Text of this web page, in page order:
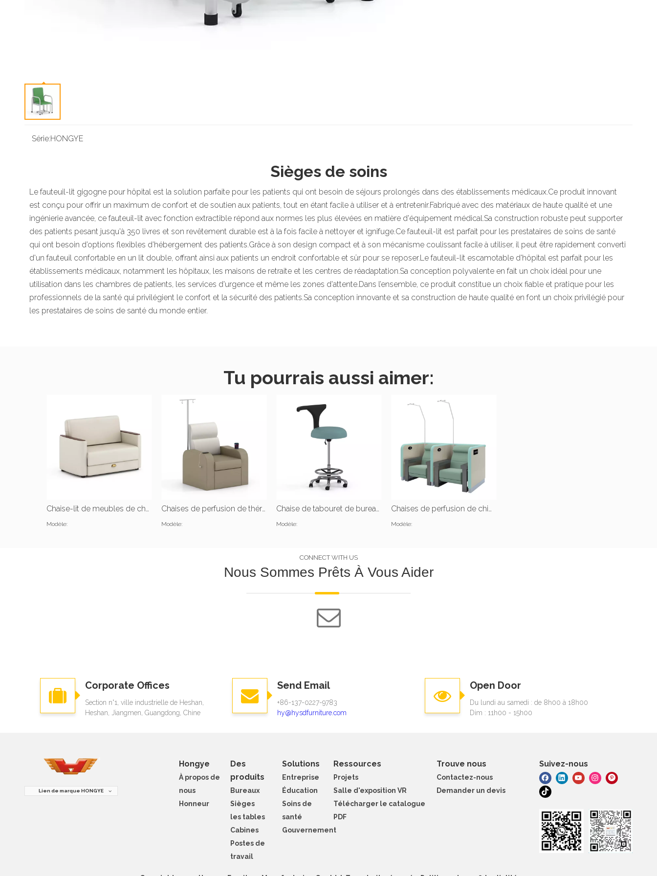
Série:HONGYE
Sièges de soins
Le fauteuil-lit gigogne pour hôpital est la solution parfaite pour les patients qui ont besoin de séjours prolongés dans des établissements médicaux.Ce produit innovant
est conçu pour offrir un maximum de confort et de soutien aux patients, tout en étant facile à utiliser et à entretenir.Fabriqué avec des matériaux de haute qualité et une
ingénierie avancée, ce fauteuil-lit avec fonction extractible répond aux normes les plus élevées en matière d'équipement médical.Sa construction robuste peut supporter
des patients pesant jusqu'à 350 livres et son revêtement durable est à la fois facile à nettoyer et ignifuge.Ce fauteuil-lit est parfait pour les prestataires de soins de santé
qui ont besoin d’options flexibles d’hébergement des patients.Grâce à son design compact et à son mécanisme coulissant facile à utiliser, il peut être rapidement converti
d'un fauteuil confortable en un lit double, offrant ainsi aux patients un endroit confortable et sûr pour se reposer.Le fauteuil-lit escamotable d'hôpital est parfait pour les
établissements médicaux, notamment les hôpitaux, les maisons de retraite et les centres de réadaptation.Sa conception polyvalente en fait un choix idéal pour une
utilisation dans les chambres de patients, les services d'urgence et même les zones d'attente.Dans l’ensemble, ce produit constitue un choix fiable et pratique pour les
professionnels de la santé qui privilégient le confort et la sécurité des patients.Sa conception innovante et sa construction de haute qualité en font un choix privilégié pour
les prestataires de soins de santé du monde entier.
Tu pourrais aussi aimer:
Chaise-lit de meubles de chambre d'hôpital
Modèle:
Chaises de perfusion de thérapie médicale IV
Modèle:
Chaise de tabouret de bureau médical d'hôpital
Modèle:
Chaises de perfusion de chimiothérapie médicale pour l'hôpital
Modèle:
CONNECT WITH US
Nous Sommes Prêts À Vous Aider
Corporate Offices
Section n°1, ville industrielle de Heshan,
Heshan, Jiangmen, Guangdong, Chine
Send Email
+86-137-0227-9783​​​​​​​
hy@hysdfurniture.com
Open Door
Du lundi au samedi : de 8h00 à 18h00
Dim : 11h00 - 15h00
Lien de marque HONGYE
Hongye
À propos de
nous
Honneur
Des
produits
Bureaux
Sièges
les tables
Cabines
Postes de
travail
Solutions
Entreprise
Éducation
Soins de
santé
Gouvernement
Ressources
Projets
Salle d'exposition VR
Télécharger le catalogue
PDF
Trouve nous
Contactez-nous
Demander un devis
Suivez-nous